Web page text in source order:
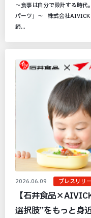
～食事は自分で設計する時
パーツ」～ 株式会社AIVICK
締...
2026.06.09 プレスリリ
【石井食品
選択肢”をもっと身